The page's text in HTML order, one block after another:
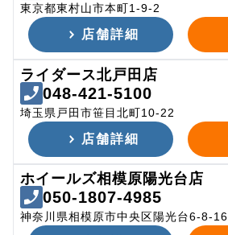
東京都東村山市本町1-9-2
店舗詳細
ライダース北戸田店
048-421-5100
埼玉県戸田市笹目北町10-22
店舗詳細
ホイールズ相模原陽光台店
050-1807-4985
神奈川県相模原市中央区陽光台6-8-16